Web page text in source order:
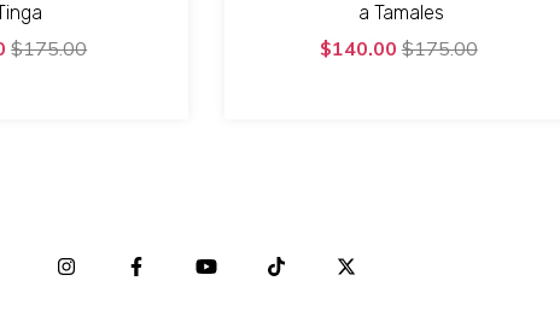
$175.00
a Tamales
$140.00$175.00